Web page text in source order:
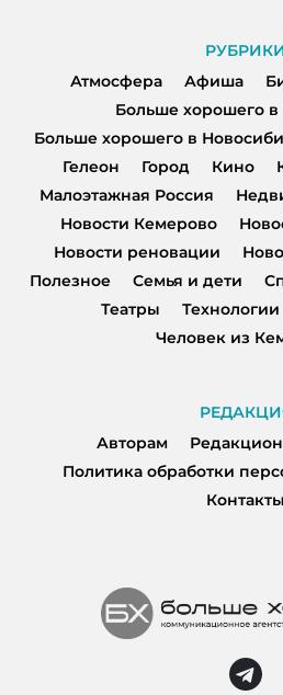
Атмосфера
Афиша
Больше хорошего
Больше хорошего в
Гелеон
Город Кино
Малоэтажная Россия
Новости Кемерово
Новости реновации
Полезное
Семья и дети
Театры
Технологии
Человек из
Авторам
Политика обработки
Контакты